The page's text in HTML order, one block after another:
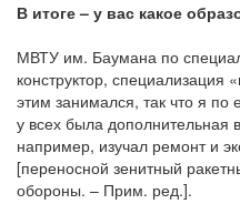
В итоге – у вас какое
МВТУ им. Баумана по
конструктор,
этим занимался, так что я
у всех была дополнительная
например, изучал ремонт и
[переносной зенитный
обороны. – Прим. ред.].